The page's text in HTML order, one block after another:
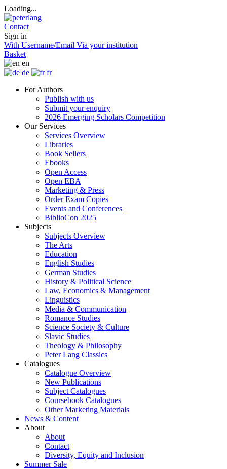
Loading...
Contact
Sign in
With Username/Email Via your institution
Basket
en
de
fr
For Authors
Publish with us
Submit your enquiry
2026 Emerging Scholars Competition
Our Services
Services Overview
Libraries
Book Sellers
Ebooks
Open Access
Open EBA
Marketing & Press
Order Exam Copies
Events and Conferences
BiblioCon 2025
Subjects
Subjects Overview
The Arts
Education
English Studies
German Studies
History & Political Science
Law, Economics & Management
Linguistics
Media & Communication
Romance Studies
Science Society & Culture
Slavic Studies
Theology & Philosophy
Peter Lang Classics
Catalogues
Catalogue Overview
New Publications
Subject Catalogues
Coursebook Catalogues
Other Marketing Materials
News & Content
About
About
Contact
Diversity, Equity and Inclusion
Summer Sale